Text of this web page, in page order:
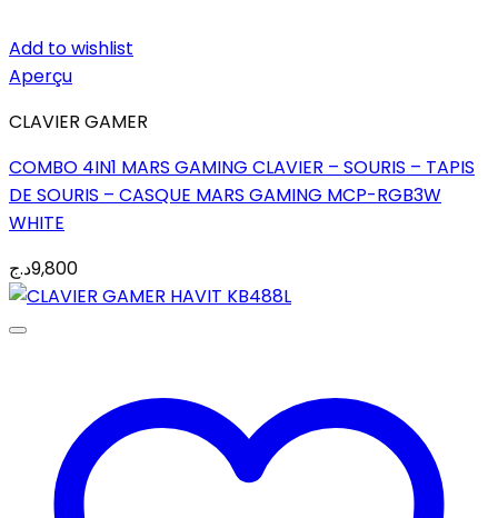
Add to wishlist
Aperçu
CLAVIER GAMER
COMBO 4IN1 MARS GAMING CLAVIER – SOURIS – TAPIS
DE SOURIS – CASQUE MARS GAMING MCP-RGB3W
WHITE
9,800د.ج